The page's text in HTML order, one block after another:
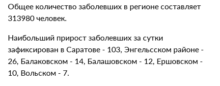
Общее количество заболевших в регионе составляет
313980 человек.
Наибольший прирост заболевших за сутки
зафиксирован в Саратове - 103, Энгельсском районе -
26, Балаковском - 14, Балашовском - 12, Ершовском -
10, Вольском - 7.